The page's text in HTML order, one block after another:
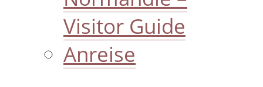
Visitor Guide
Anreise